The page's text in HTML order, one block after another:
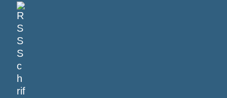
S
c
h
rif